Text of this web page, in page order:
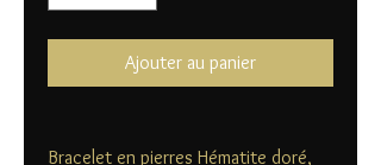
Ajouter au panier
Bracelet en pierres Hématite doré,